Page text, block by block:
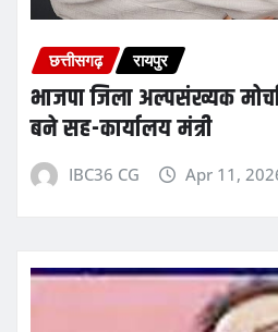
छत्तीसगढ़ रायपुर
भाजपा जिला अल्पसंख्यक
बने सह-कार्यालय मंत्री
IBC36 CG Apr 11,